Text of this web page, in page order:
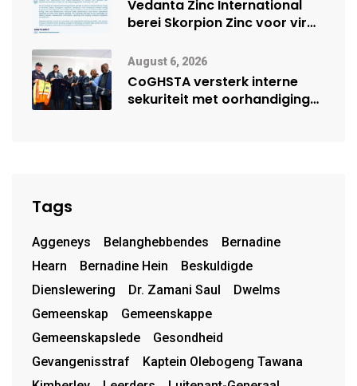
Vedanta Zinc International
berei Skorpion Zinc voor vir
August 6, 2026
CoGHSTA versterk interne
sekuriteit met oorhandiging
Tags
Aggeneys Belanghebbendes
Bernadine
Hearn
Bernadine Hein
Beskuldigde
Dienslewering
Dr. Zamani Saul
Dwelms
Gemeenskap
Gemeenskappe
Gemeenskapslede
Gesondheid
Gevangenisstraf
Kaptein Olebogeng Tawana